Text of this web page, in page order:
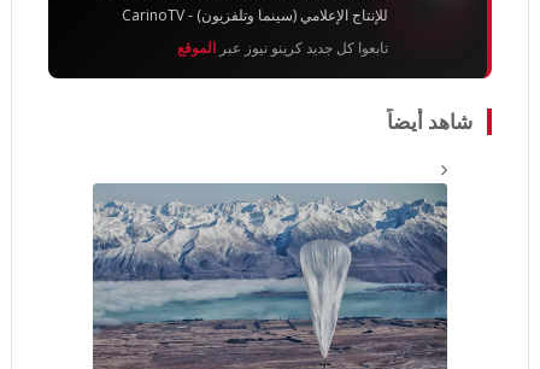
للإنتاج الإعلامي (سينما وتلفزيون) - CarinoTV
تابعوا كل جديد كرينو نيوز عبر الموقع
شاهد أيضاً